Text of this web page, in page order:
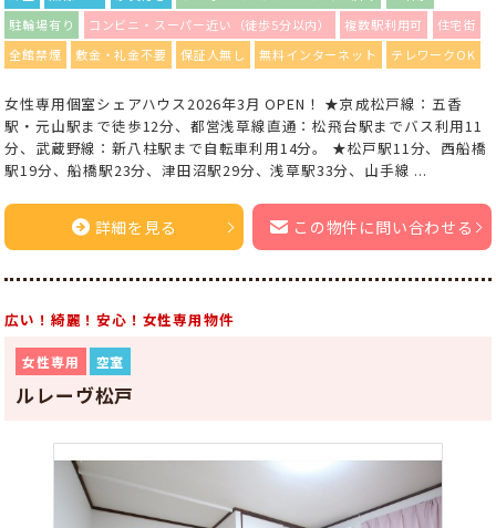
駐輪場有り
コンビニ・スーパー近い（徒歩5分以内） 複数駅利用可
住宅街
全館禁煙
敷金・礼金不要 保証人無し 無料インターネット テレワークOK
女性専用個室シェアハウス2026年3月 OPEN！ ★京成松戸線：五香
駅・元山駅まで徒歩12分、都営浅草線直通：松飛台駅までバス利用11
分、武蔵野線：新八柱駅まで自転車利用14分。 ★松戸駅11分、西船橋
駅19分、船橋駅23分、津田沼駅29分、浅草駅33分、山手線 ...
詳細を見る この物件に問い合わせる
広い！綺麗！安心！女性専用物件
女性専用 空室
ルレーヴ松戸